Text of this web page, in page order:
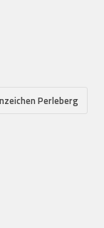
Perleberg